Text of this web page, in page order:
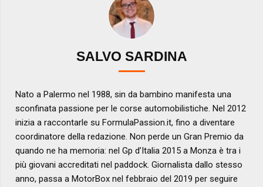
SALVO SARDINA
Nato a Palermo nel 1988, sin da bambino manifesta una
sconfinata passione per le corse automobilistiche. Nel 2012
inizia a raccontarle su FormulaPassion.it, fino a diventare
coordinatore della redazione. Non perde un Gran Premio da
quando ne ha memoria: nel Gp d’Italia 2015 a Monza è tra i
più giovani accreditati nel paddock. Giornalista dallo stesso
anno, passa a MotorBox nel febbraio del 2019 per seguire